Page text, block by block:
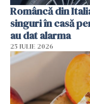
Româncă din
singuri în casă
au dat alarma
25 IULIE 2026